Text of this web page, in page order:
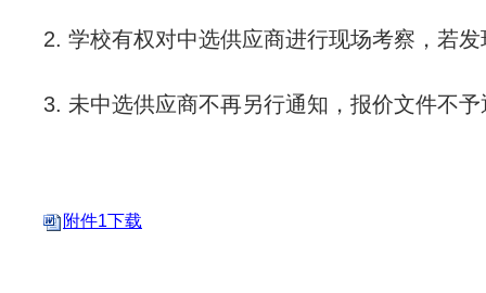
2. 学校有权对中选供应商进行现场考察，若
3. 未中选供应商不再另行通知，报价文件不
附件1下载